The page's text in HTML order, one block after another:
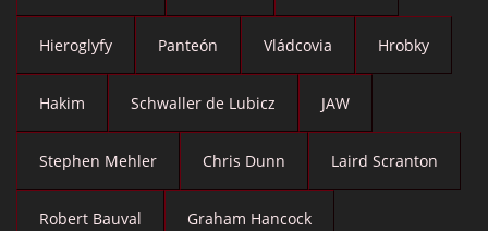
Hieroglyfy Panteón Vládcovia Hrobky
Hakim Schwaller de Lubicz JAW
Stephen Mehler Chris Dunn Laird Scranton
Robert Bauval Graham Hancock